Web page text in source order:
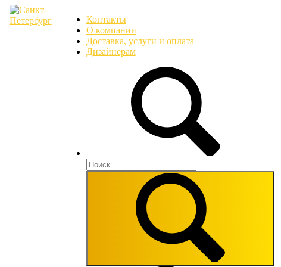
Контакты
О компании
Доставка, услуги и оплата
Дизайнерам